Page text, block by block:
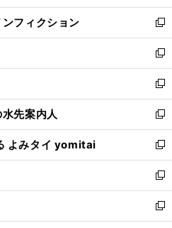
開
く
ウ
で
開
く
ン
ド
ウ
で
開
く
ウ
ィ
ン
ド
ウ
で
開
く
フィクション
新
し
い
ウ
ィ
ン
ド
ウ
で
開
く
新
し
い
ウ
ィ
ン
ド
ウ
で
開
く
新
し
い
ウ
ィ
ン
ド
ウ
で
開
先案内人
新
し
い
ウ
ィ
ン
ド
ウ
よみタイ yomitai
新
し
い
ウ
ィ
ン
新
し
い
ウ
新
し